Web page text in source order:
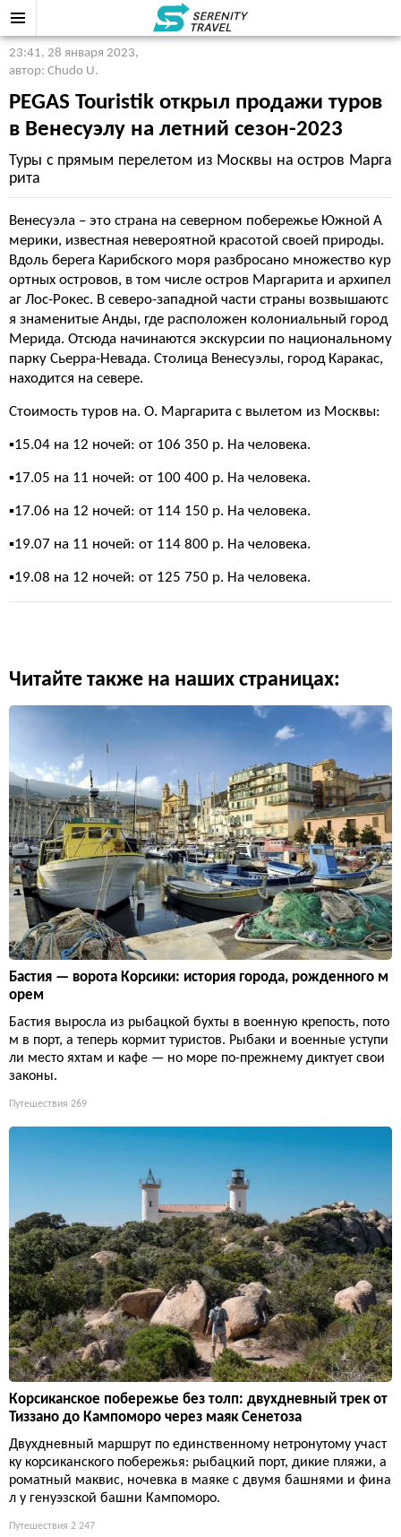
23:41, 28 января 2023,
автор: Chudo U.
PEGAS Touristik открыл продажи туров
в Венесуэлу на летний сезон-2023
Туры с прямым перелетом из Москвы на остров Марга
рита
Венесуэла – это страна на северном побережье Южной А
мерики, известная невероятной красотой своей природы.
Вдоль берега Карибского моря разбросано множество кур
ортных островов, в том числе остров Маргарита и архипел
аг Лос-Рокес. В северо-западной части страны возвышаютс
я знаменитые Анды, где расположен колониальный город
Мерида. Отсюда начинаются экскурсии по национальному
парку Сьерра-Невада. Столица Венесуэлы, город Каракас,
находится на севере.
Стоимость туров на. О. Маргарита с вылетом из Москвы:
▪️15.04 на 12 ночей: от 106 350 р. На человека.
▪️17.05 на 11 ночей: от 100 400 р. На человека.
▪️17.06 на 12 ночей: от 114 150 р. На человека.
▪️19.07 на 11 ночей: от 114 800 р. На человека.
▪️19.08 на 12 ночей: от 125 750 р. На человека.
Читайте также на наших страницах:
Бастия — ворота Корсики: история города, рожденного м
орем
Бастия выросла из рыбацкой бухты в военную крепость, пото
м в порт, а теперь кормит туристов. Рыбаки и военные уступи
ли место яхтам и кафе — но море по-прежнему диктует свои
законы.
Путешествия 269
Корсиканское побережье без толп: двухдневный трек от
Тиззано до Кампоморо через маяк Сенетоза
Двухдневный маршрут по единственному нетронутому участ
ку корсиканского побережья: рыбацкий порт, дикие пляжи, а
роматный маквис, ночевка в маяке с двумя башнями и фина
л у генуэзской башни Кампоморо.
Путешествия 2 247